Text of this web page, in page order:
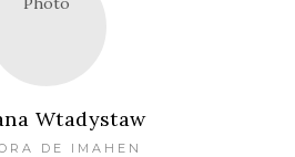
Wtadystaw
DE IMAHEN